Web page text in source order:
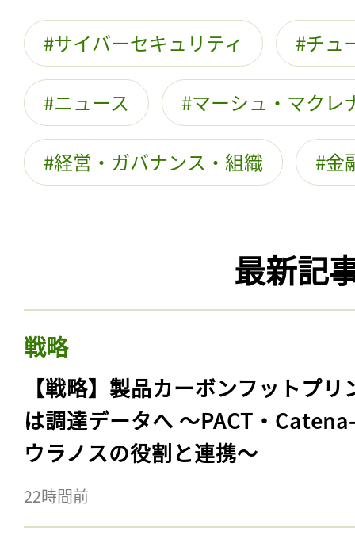
サイバーセキュリティ チュ
ニュース マーシュ・マクレ
経営・ガバナンス・組織 金
最新記
戦略
【戦略】製品カーボンフットプリ
は調達データへ 〜PACT・
ウラノスの役割と連携〜
22時間前